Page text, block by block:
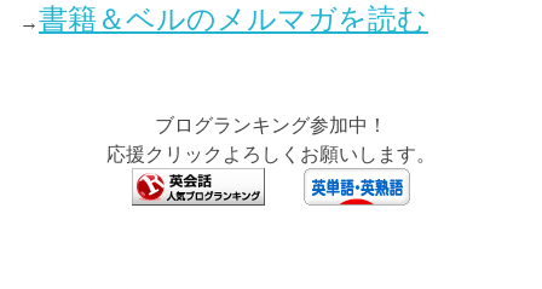
→書籍＆ベルのメルマガを読む
ブログランキング参加中！
応援クリックよろしくお願いします。